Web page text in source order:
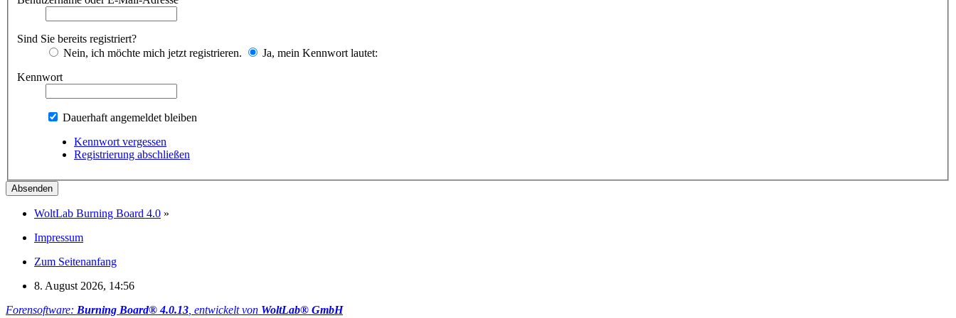
Sind Sie bereits registriert?
Nein, ich möchte mich jetzt registrieren.
Ja, mein Kennwort lautet:
Kennwort
Dauerhaft angemeldet bleiben
Kennwort vergessen
Registrierung abschließen
WoltLab Burning Board 4.0 »
Impressum
Zum Seitenanfang
8. August 2026, 14:56
Forensoftware: Burning Board® 4.0.13, entwickelt von WoltLab® GmbH